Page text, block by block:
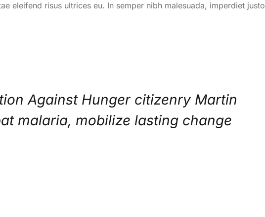
eleifend risus ultrices eu. In semper nibh malesuada, imperdiet justo
Against Hunger citizenry Martin
malaria, mobilize lasting change